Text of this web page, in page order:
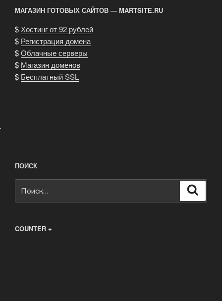
МАГАЗИН ГОТОВЫХ САЙТОВ — MARTSITE.RU
$Хостинг от 92 рублей
$ Регистрация домена
$Облачные серверы
$ Магазин доменов
$ Бесплатный SSL
.
ПОИСК
COUNTER +